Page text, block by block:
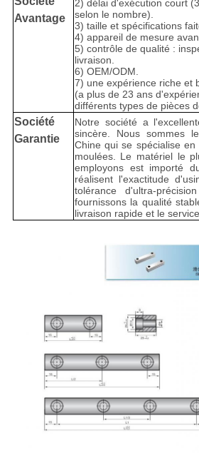
Avantage
2) délai d'exécution court
selon le nombre).
3) taille et spécifications
4) appareil de mesure
5) contrôle de qualité :
livraison.
6) OEM/ODM.
7) une expérience riche et
(a plus de 23 ans
différents types de pièces
Société
Garantie
Notre société a
sincère. Nous sommes
Chine qui se spécialise
moulées. Le matériel le
employons est importé
réalisent l'exactitude
tolérance d'ultra-
fournissons la qualité
livraison rapide et le